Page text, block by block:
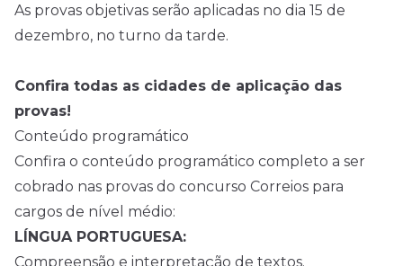
As provas objetivas serão aplicadas no dia 15 de
dezembro, no turno da tarde.
Confira todas as cidades de aplicação das
provas!
Conteúdo programático
Confira o conteúdo programático completo a ser
cobrado nas provas do concurso Correios para
cargos de nível médio:
LÍNGUA PORTUGUESA:
Compreensão e interpretação de textos.